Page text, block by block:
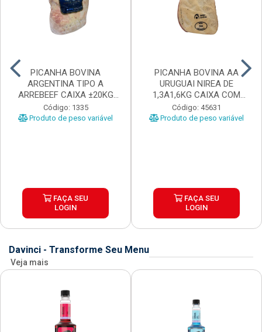
PICANHA BOVINA
ARGENTINA TIPO A
ARREBEEF CAIXA ±20KG
PEÇAS 1...
Código: 1335
Produto de peso variável
FAÇA SEU
LOGIN
PICANHA BOVINA AA
URUGUAI NIREA DE
1,3A1,6KG CAIXA COM
±15KG
Código: 45631
Produto de peso variável
FAÇA SEU
LOGIN
Davinci - Transforme Seu Menu
Veja mais